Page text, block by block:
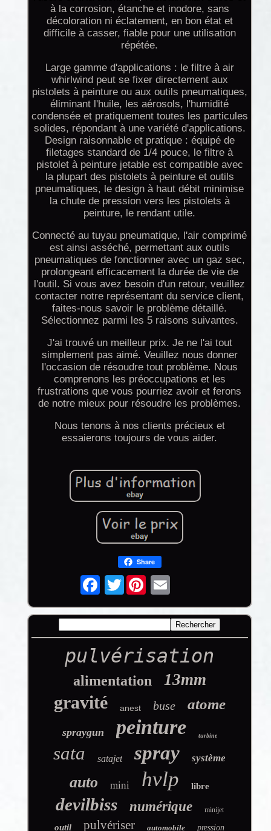
à la corrosion, étanche et inodore, sans
décoloration ni éclatement, en bon état et
difficile à casser, fiable pour une utilisation
répétée.
Large gamme d'applications : le filtre à air
whirlwind peut se fixer directement aux
pistolets à peinture ou aux outils pneumatiques,
éliminant l'huile, les aérosols, l'humidité
condensée et pratiquement toutes les particules
solides, répondant à une variété d'applications.
Design raisonnable et pratique : équipé de
filetages standard de 1/4 pouce, le filtre à
pistolet à peinture jetable est compatible avec
la plupart des pistolets à peinture et outils
pneumatiques, le design à haut débit minimise
la chute de pression vers les pistolets à
peinture, le rendant utile.
Connecté au tuyau pneumatique, l'air comprimé
est ainsi asséché, permettant aux outils
pneumatiques de fonctionner avec un gaz sec,
prolongeant efficacement la durée de vie de
l'outil. Si vous avez besoin d'un retour, veuillez
contacter notre représentant du service client,
faites-nous savoir le problème détaillé.
Sélectionnez parmi les 5 raisons suivantes.
J'ai trouvé un meilleur prix. Je ne l'ai tout
simplement pas aimé. Veuillez nous donner
l'occasion de résoudre tout problème. Nous
comprenons les préoccupations et les
frustrations que vous pourriez avoir et ferons
de notre mieux pour résoudre les problèmes.
Nous tenons à nos clients précieux et
essaierons toujours de vous aider.
Share
Twitter
pulvérisation
alimentation 13mm
gravité anest buse atome
spraygun peinture turbine
sata satajet spray système
auto mini hvlp libre
devilbiss numérique minijet
outil pulvériser automobile pression